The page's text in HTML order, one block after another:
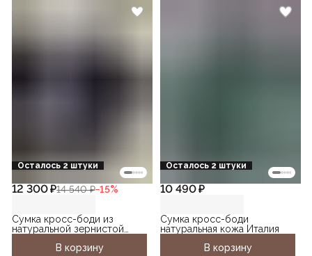
Осталось 2 штуки
12 300 ₽14 540 ₽−15%
Сумка кросс-боди из
натуральной зернистой
В корзину
Осталось 2 штуки
10 490 ₽
Сумка кросс-боди
натуральная кожа Италия
В корзину